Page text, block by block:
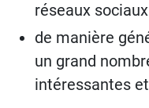
réseaux
de manière
un grand
intéressantes